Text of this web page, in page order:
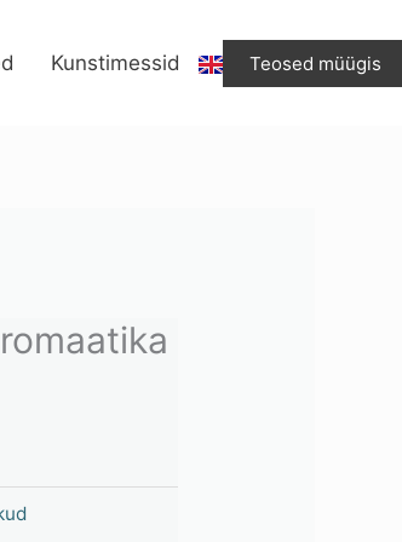
Kunstimessid Teosed müügis
"Kromaatika